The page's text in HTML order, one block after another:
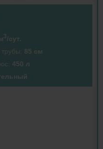
3/сут.
85 см
450 л